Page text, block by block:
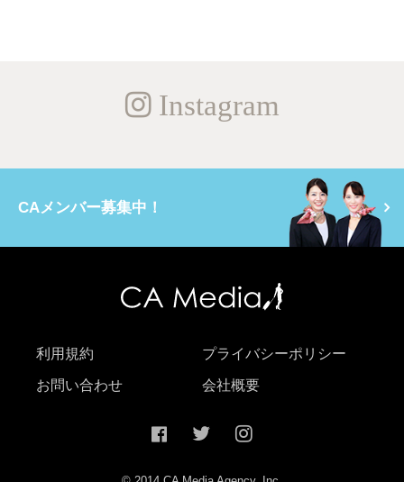
Instagram
CAメンバー募集中！
利用規約 プライバシーポリシー
お問い合わせ 会社概要